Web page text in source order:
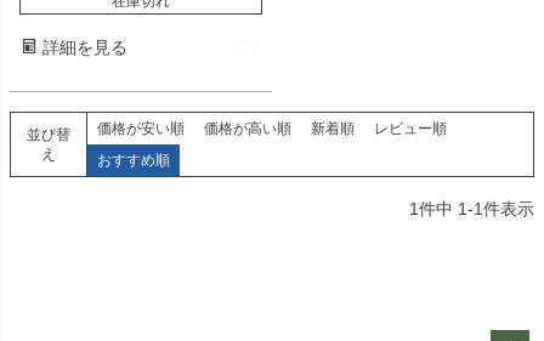
詳細を見る
並び替
え
価格が安い順 価格が高い順 新着順
レビュー順
おすすめ順
1件中 1-1件表示